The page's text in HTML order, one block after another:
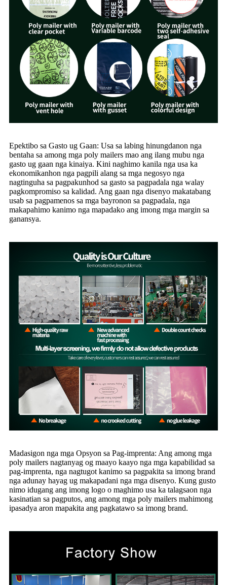
Epektibo sa Gasto ug Gaan: Usa sa labing hinungdanon nga
bentaha sa among mga poly mailers mao ang ilang mubu nga
gasto ug gaan nga kinaiya. Kini naghimo kanila nga usa ka
ekonomikanhon nga pagpili alang sa mga negosyo nga
nagtinguha sa pagpakunhod sa gasto sa pagpadala nga walay
pagkompromiso sa kalidad. Ang gaan nga disenyo makatabang
usab sa pagpamenos sa mga bayronon sa pagpadala, nga
makapahimo kanimo nga mapadako ang imong mga margin sa
ganansya.
Madasigon nga mga Opsyon sa Pag-imprenta: Ang among mga
poly mailers nagtanyag og maayo kaayo nga mga kapabilidad sa
pag-imprenta, nga nagtugot kanimo sa pagpakita sa imong brand
nga adunay hayag ug makapadani nga mga disenyo. Kung gusto
nimo idugang ang imong logo o maghimo usa ka talagsaon nga
kasinatian sa pagputos, ang among mga poly mailers mahimong
ipasadya aron mapakita ang pagkatawo sa imong brand.